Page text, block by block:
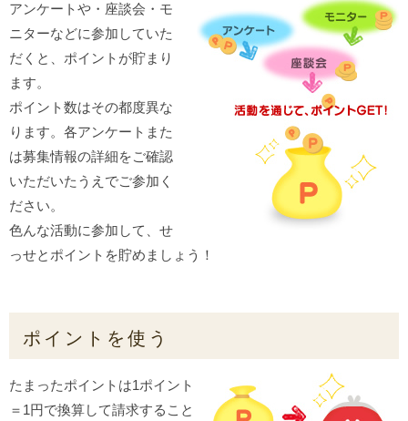
アンケートや・座談会・モ
ニターなどに参加していた
だくと、ポイントが貯まり
ます。
ポイント数はその都度異な
ります。各アンケートまた
は募集情報の詳細をご確認
いただいたうえでご参加く
ださい。
色んな活動に参加して、せ
っせとポイントを貯めましょう！
ポイントを使う
たまったポイントは1ポイント
＝1円で換算して請求すること